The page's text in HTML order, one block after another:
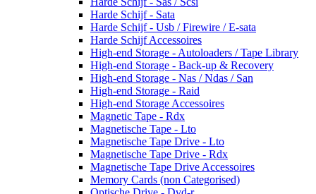
Harde Schijf - Sata
Harde Schijf - Usb / Firewire / E-sata
Harde Schijf Accessoires
High-end Storage - Autoloaders / Tape Library
High-end Storage - Back-up & Recovery
High-end Storage - Nas / Ndas / San
High-end Storage - Raid
High-end Storage Accessoires
Magnetic Tape - Rdx
Magnetische Tape - Lto
Magnetische Tape Drive - Lto
Magnetische Tape Drive - Rdx
Magnetische Tape Drive Accessoires
Memory Cards (non Categorised)